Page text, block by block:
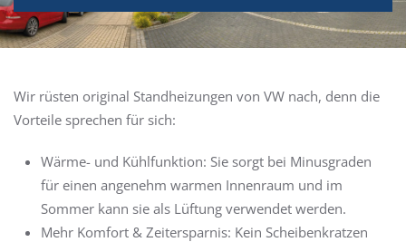
Wir rüsten original Standheizungen von VW nach, denn die
Vorteile sprechen für sich:
Wärme- und Kühlfunktion: Sie sorgt bei Minusgraden
für einen angenehm warmen Innenraum und im
Sommer kann sie als Lüftung verwendet werden.
Mehr Komfort & Zeitersparnis: Kein Scheibenkratzen